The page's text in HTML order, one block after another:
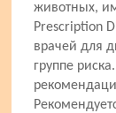
животных,
Prescription
врачей для
группе